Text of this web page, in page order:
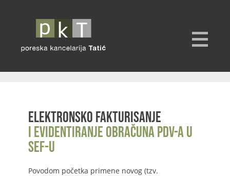
Elektronsko fakturisanje
i evidentiranje obračuna PDV-a u
SEF-u
Povodom početka primene novog (tzv.